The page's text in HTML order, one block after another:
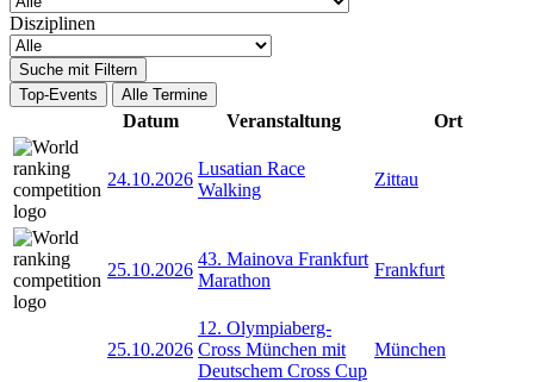
Disziplinen
Suche mit Filtern
Top-Events
Alle Termine
Datum Veranstaltung Ort
24.10.2026
Lusatian Race
Walking
Zittau
25.10.2026
43. Mainova Frankfurt
Marathon
Frankfurt
25.10.2026
12. Olympiaberg-
Cross München mit
Deutschem Cross Cup
München